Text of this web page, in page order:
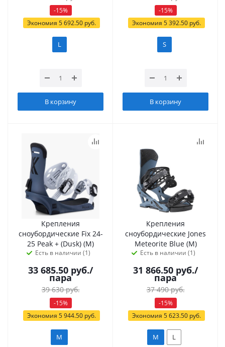
-15%
Экономия 5 692.50руб.
L
В корзину
-15%
Экономия 5 392.50руб.
S
В корзину
Крепления
сноубордические Fix 24-
25 Peak + (Dusk) (M)
Есть в наличии (1)
33 685.50 руб./
пара
39 630руб.
-15%
Экономия 5 944.50руб.
M
Крепления
сноубордические Jones
Meteorite Blue (M)
Есть в наличии (1)
31 866.50 руб./
пара
37 490руб.
-15%
Экономия 5 623.50руб.
M L